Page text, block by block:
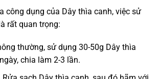
công dụng của Dây thìa canh, việc sử
rất quan trọng:
thường, sử dụng 30-50g Dây thìa
chia làm 2-3 lần.